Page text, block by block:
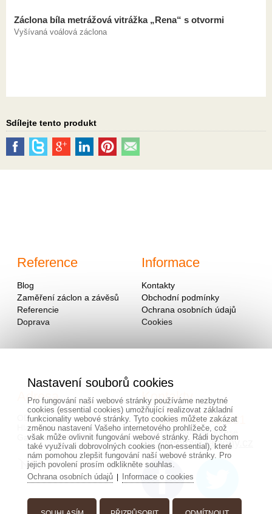
Záclona bíla metrážová vitrážka „Rena“ s otvormi
Vyšívaná voálová záclona
Sdílejte tento produkt
Reference
Blog
Zaměření záclon a závěsů
Referencie
Doprava
Informace
Kontakty
Obchodní podmínky
Ochrana osobních údajů
Cookies
Adresa
OD - Mladosť
Hlavná 951
Galanta 924 01, Slovensko
Kontakty
00420/ 604743 381
alebo na mailovej adrese
info@hotovezaclony.cz
Nastavení souborů cookies
Pro fungování naší webové stránky používáme nezbytné
cookies (essential cookies) umožňující realizovat základní
funkcionality webové stránky. Tyto cookies můžete zakázat
změnou nastavení Vašeho internetového prohlížeče, což
však může ovlivnit fungování webové stránky. Rádi bychom
také využívali dobrovolných cookies (non-essential), které
nám pomohou zlepšit fungování naší webové stránky. Pro
jejich povolení prosím odklikněte souhlas.
Ochrana osobních údajů| Informace o cookies